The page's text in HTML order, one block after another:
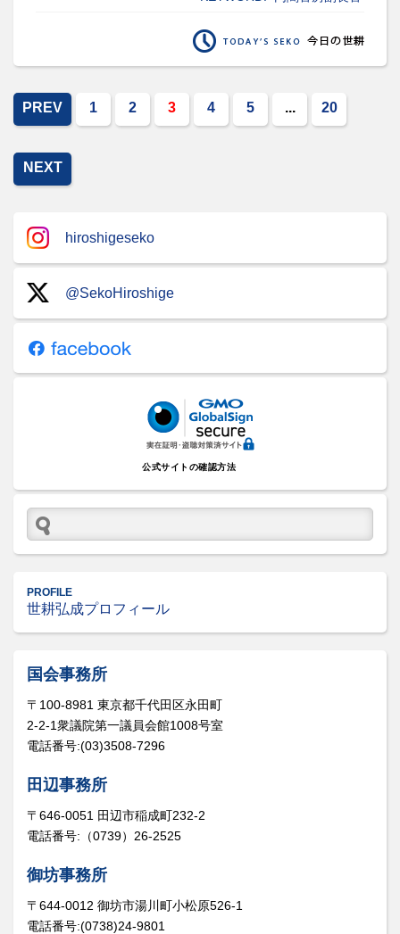
PREV 1 2 3 4 5 ... 20
NEXT
hiroshigeseko
@SekoHiroshige
公式サイトの確認方法
PROFILE
世耕弘成プロフィール
国会事務所
〒100-8981 東京都千代田区永田町
2-2-1衆議院第一議員会館1008号室
電話番号:(03)3508-7296
田辺事務所
〒646-0051 田辺市稲成町232-2
電話番号:（0739）26-2525
御坊事務所
〒644-0012 御坊市湯川町小松原526-1
電話番号:(0738)24-9801